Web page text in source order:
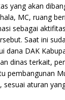
yang akan
MC, ruang
sebagai
Saat ini
dana DAK
dinas terkait,
pembangunan
sesuai aturan